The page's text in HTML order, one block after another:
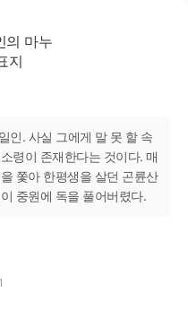
인. 사실 그에게 말 못 할 속
령이 존재한다는 것이다. 매
쫓아 한평생을 살던 곤륜산
중원에 독을 풀어버렸다.